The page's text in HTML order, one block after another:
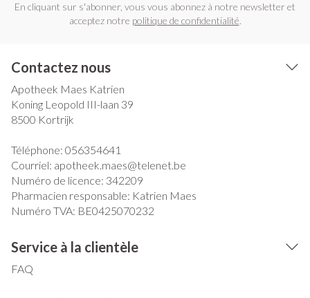
En cliquant sur s'abonner, vous vous abonnez à notre newsletter et
acceptez notre politique de confidentialité.
Contactez nous
Apotheek Maes Katrien
Koning Leopold III-laan 39
8500 Kortrijk
Téléphone: 056354641
Courriel: apotheek.maes@telenet.be
Numéro de licence: 342209
Pharmacien responsable: Katrien Maes
Numéro TVA: BE0425070232
Service à la clientèle
FAQ